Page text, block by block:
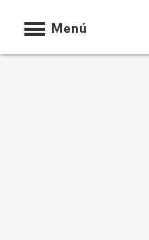
Menú